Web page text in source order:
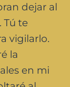
dejar al
Tú te
vigilarlo.
la
en mi